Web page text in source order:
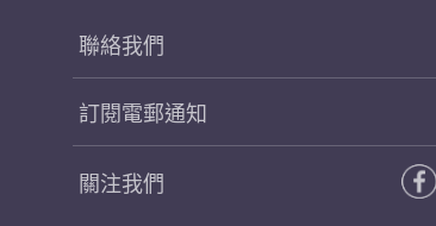
聯絡我們
訂閱電郵通知
關注我們